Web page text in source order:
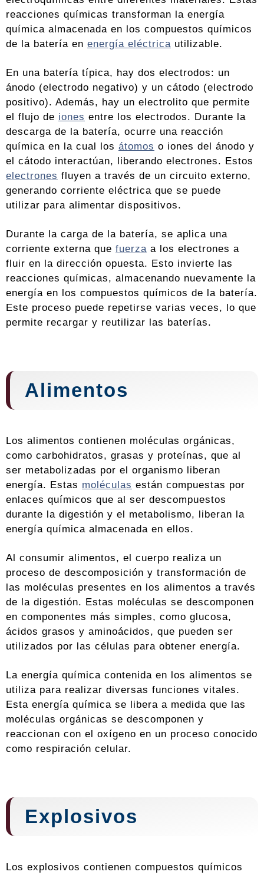
reacciones químicas transforman la energía
química almacenada en los compuestos químicos
de la batería en energía eléctrica utilizable.
En una batería típica, hay dos electrodos: un
ánodo (electrodo negativo) y un cátodo (electrodo
positivo). Además, hay un electrolito que permite
el flujo de iones entre los electrodos. Durante la
descarga de la batería, ocurre una reacción
química en la cual los átomos o iones del ánodo y
el cátodo interactúan, liberando electrones. Estos
electrones fluyen a través de un circuito externo,
generando corriente eléctrica que se puede
utilizar para alimentar dispositivos.
Durante la carga de la batería, se aplica una
corriente externa que fuerza a los electrones a
fluir en la dirección opuesta. Esto invierte las
reacciones químicas, almacenando nuevamente la
energía en los compuestos químicos de la batería.
Este proceso puede repetirse varias veces, lo que
permite recargar y reutilizar las baterías.
Alimentos
Los alimentos contienen moléculas orgánicas,
como carbohidratos, grasas y proteínas, que al
ser metabolizadas por el organismo liberan
energía. Estas moléculas están compuestas por
enlaces químicos que al ser descompuestos
durante la digestión y el metabolismo, liberan la
energía química almacenada en ellos.
Al consumir alimentos, el cuerpo realiza un
proceso de descomposición y transformación de
las moléculas presentes en los alimentos a través
de la digestión. Estas moléculas se descomponen
en componentes más simples, como glucosa,
ácidos grasos y aminoácidos, que pueden ser
utilizados por las células para obtener energía.
La energía química contenida en los alimentos se
utiliza para realizar diversas funciones vitales.
Esta energía química se libera a medida que las
moléculas orgánicas se descomponen y
reaccionan con el oxígeno en un proceso conocido
como respiración celular.
Explosivos
Los explosivos contienen compuestos químicos